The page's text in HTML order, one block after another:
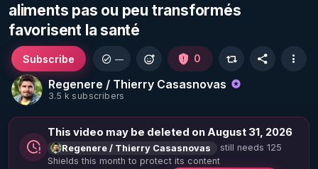
aliments pas ou peu transformés
favorisent la santé
Regenere / Thierry Casasnovas
3.5 k subscribers
Subscribe — 0
This video may be deleted on August 31, 2026
Regenere / Thierry Casasnovas
still needs 125
Shields this month to protect its content